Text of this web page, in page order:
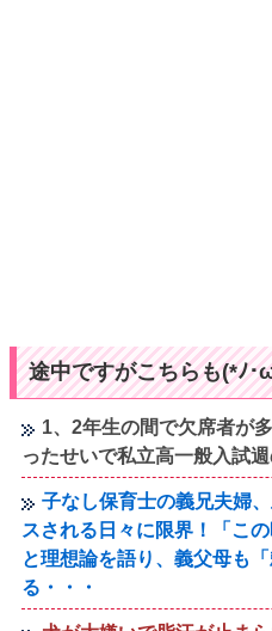
途中ですがこちらも(*ﾉ･
1、2年生の間で欠席者が
ったせいで私立高一般入試
子なし保育士の義兄夫婦
スされる日々に限界！「こ
と理想論を語り、義父母も
る・・・